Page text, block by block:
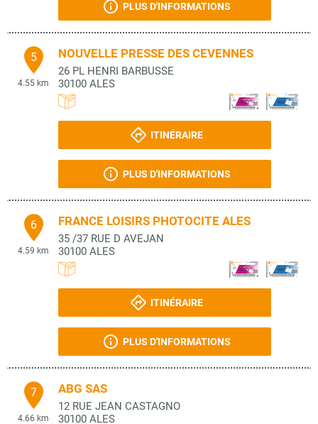
PLUS D'INFORMATIONS
5
4.55 km
NOUVELLE PRESSE DES CEVENNES
26 PL HENRI BARBUSSE
30100 ALES
ITINÉRAIRE
PLUS D'INFORMATIONS
6
4.59 km
FRANCE LOISIRS PHOTOCITE ALES
35 /37 RUE D AVEJAN
30100 ALES
ITINÉRAIRE
PLUS D'INFORMATIONS
7
4.66 km
ABG SAS
12 RUE JEAN CASTAGNO
30100 ALES